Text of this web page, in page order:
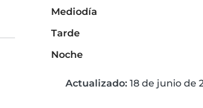
Mediodía
Tarde
Noche
Actualizado: 18 de junio de